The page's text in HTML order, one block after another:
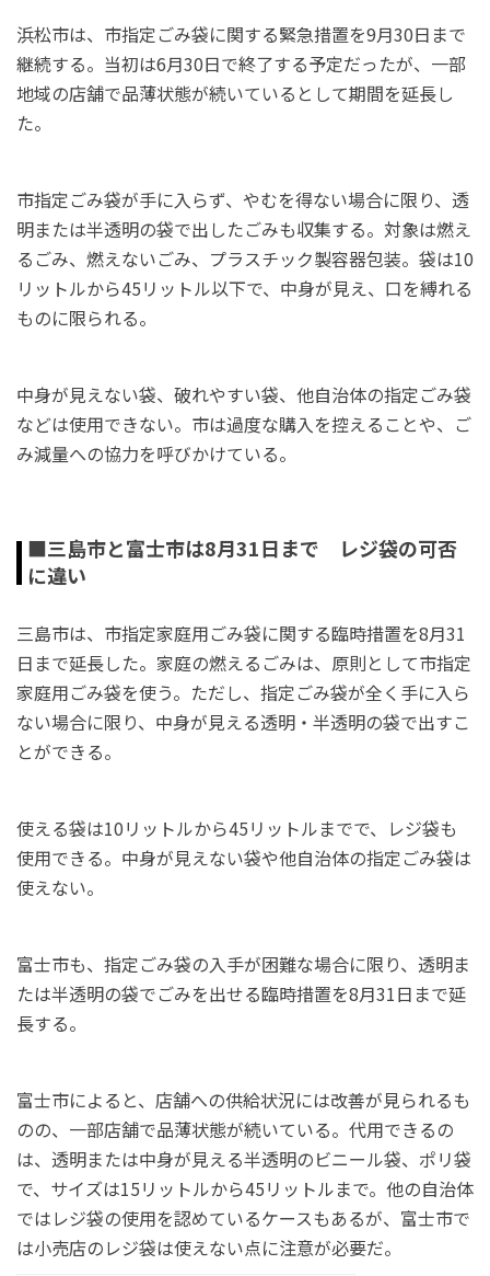
浜松市は、市指定ごみ袋に関する緊急措置を9月30日まで
継続する。当初は6月30日で終了する予定だったが、一部
地域の店舗で品薄状態が続いているとして期間を延長し
た。
市指定ごみ袋が手に入らず、やむを得ない場合に限り、透
明または半透明の袋で出したごみも収集する。対象は燃え
るごみ、燃えないごみ、プラスチック製容器包装。袋は10
リットルから45リットル以下で、中身が見え、口を縛れる
ものに限られる。
中身が見えない袋、破れやすい袋、他自治体の指定ごみ袋
などは使用できない。市は過度な購入を控えることや、ご
み減量への協力を呼びかけている。
■三島市と富士市は8月31日まで レジ袋の可否
に違い
三島市は、市指定家庭用ごみ袋に関する臨時措置を8月31
日まで延長した。家庭の燃えるごみは、原則として市指定
家庭用ごみ袋を使う。ただし、指定ごみ袋が全く手に入ら
ない場合に限り、中身が見える透明・半透明の袋で出すこ
とができる。
使える袋は10リットルから45リットルまでで、レジ袋も
使用できる。中身が見えない袋や他自治体の指定ごみ袋は
使えない。
富士市も、指定ごみ袋の入手が困難な場合に限り、透明ま
たは半透明の袋でごみを出せる臨時措置を8月31日まで延
長する。
富士市によると、店舗への供給状況には改善が見られるも
のの、一部店舗で品薄状態が続いている。代用できるの
は、透明または中身が見える半透明のビニール袋、ポリ袋
で、サイズは15リットルから45リットルまで。他の自治体
ではレジ袋の使用を認めているケースもあるが、富士市で
は小売店のレジ袋は使えない点に注意が必要だ。